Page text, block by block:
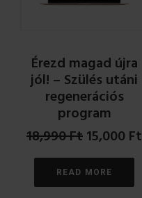
Érezd magad újra
jól! – Szülés utáni
regenerációs
program
18,990FtOriginal
price
was:
18,990 Ft.
15,000Ft
READ MORE